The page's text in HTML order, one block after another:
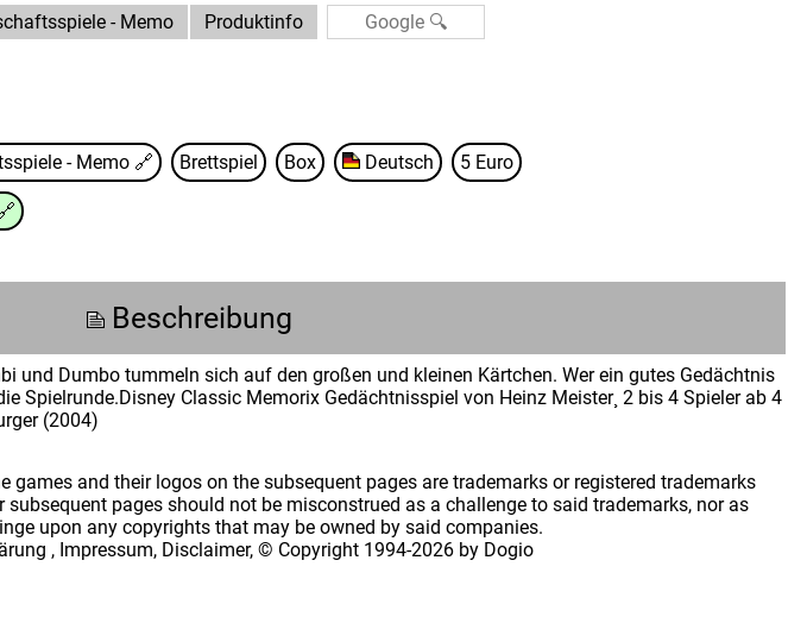
- Memo Produktinfo
- Memo 🔗 Brettspiel Box Deutsch 5 Euro
Beschreibung
und Dumbo tummeln sich auf den großen und kleinen Kärtchen. Wer ein gutes Gedächtnis
Spielrunde.Disney Classic Memorix Gedächtnisspiel von Heinz Meister¸ 2 bis 4 Spieler ab 4
(2004)
games and their logos on the subsequent pages are trademarks or registered trademarks
pages should not be misconstrued as a challenge to said trademarks, nor as
upon any copyrights that may be owned by said companies.
, Impressum, Disclaimer, © Copyright 1994-2026 by Dogio